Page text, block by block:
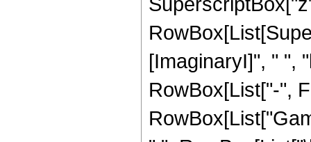
[ImaginaryI]", " ",
RowBox[List["-",